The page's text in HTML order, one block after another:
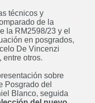
técnicos y
de la
la RM2598/23 y el
en posgrados,
De Vincenzi
entre otros.
sobre
Posgrado del
Blanco, seguida